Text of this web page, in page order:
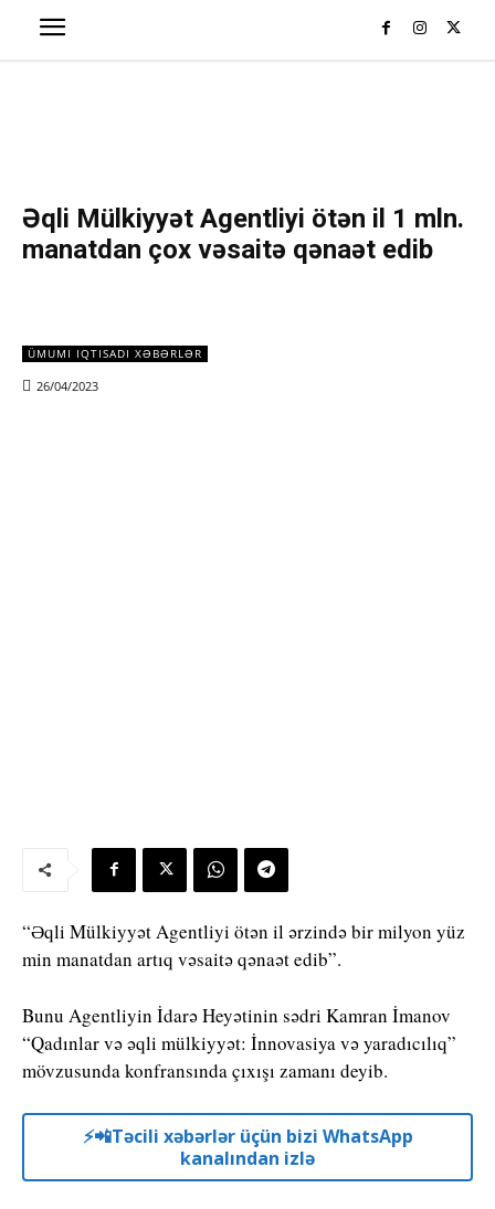
Əqli Mülkiyyət Agentliyi ötən il 1 mln.
manatdan çox vəsaitə qənaət edib
ÜMUMI IQTISADI XƏBƏRLƏR
26/04/2023
“Əqli Mülkiyyət Agentliyi ötən il ərzində bir milyon yüz
min manatdan artıq vəsaitə qənaət edib”.
Bunu Agentliyin İdarə Heyətinin sədri Kamran İmanov
“Qadınlar və əqli mülkiyyət: İnnovasiya və yaradıcılıq”
mövzusunda konfransında çıxışı zamanı deyib.
⚡️📲Təcili xəbərlər üçün bizi WhatsApp
kanalından izlə